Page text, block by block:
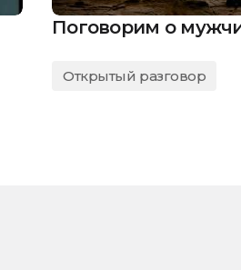
Поговорим о
Открытый разговор